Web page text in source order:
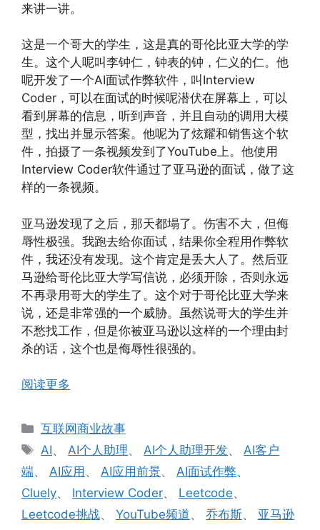
来讲一讲。
这是一个哥大的学生，这是真的哥伦比亚大学的学
生。这个人呢叫李钟仁，钟表的钟，仁义的仁。他
呢开发了一个AI面试作弊软件，叫Interview
Coder，可以在面试的时候呢潜伏在屏幕上，可以
看到屏幕的信息，听到声音，并且自动的调用大模
型，找出并显示答案。他呢为了炫耀和销售这个软
件，拍摄了一条视频发到了YouTube上。他使用
Interview Coder软件通过了亚马逊的面试，做了这
样的一条视频。
亚马逊发现了之后，那天都塌了。伤害不大，但侮
辱性极强。我跑去给你面试，结果你全程用作弊软
件，我还没有发现。这个肯定是丢大人了。然后亚
马逊给哥伦比亚大学写信说，必须开除，否则永远
不再录用哥大的学生了。这个对于哥伦比亚大学来
说，还是非常强的一个威胁。虽然说哥大的学生并
不愁找工作，但是你被亚马逊以这样的一个理由封
杀的话，这个也是侮辱性很强的。
阅读更多
分
类
互联网商业故事
标
签
AI、AI个人助理、AI个人助理开发、AI客户
端、 AI应用 、 AI应用前景、 AI面试作弊、
Cluely、 Interview Coder、 Leetcode、
Leetcode挑战、 YouTube频道、 乔布斯、 亚马逊